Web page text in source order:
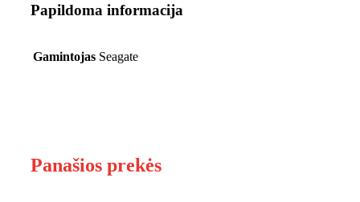
Papildoma informacija
Gamintojas Seagate
Panašios prekės